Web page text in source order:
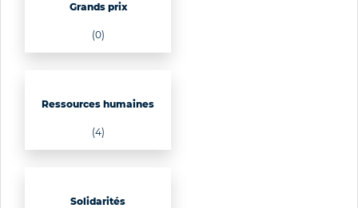
Grands prix
(0)
Ressources humaines
(4)
Solidarités